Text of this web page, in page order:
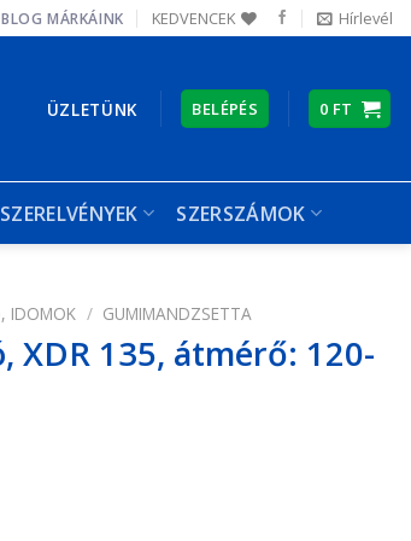
BLOG MÁRKÁINK KEDVENCEK Hírlevél
ÜZLETÜNK BELÉPÉS 0 FT
SZERSZÁMOK
IDOMOK / GUMIMANDZSETTA
XDR 135, átmérő: 120-